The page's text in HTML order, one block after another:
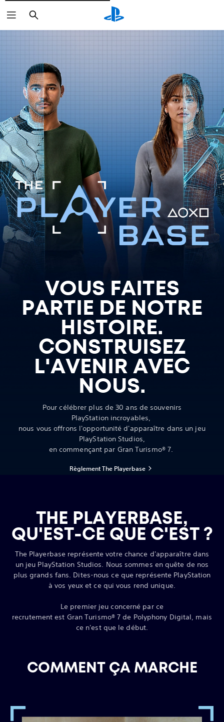
Rechercher
VOUS FAITES
PARTIE DE NOTRE
HISTOIRE.
CONSTRUISEZ
L'AVENIR AVEC
NOUS.
Pour célébrer plus de 30 ans de souvenirs
PlayStation incroyables,
nous vous offrons l'opportunité d'apparaître dans un jeu
PlayStation Studios,
en commençant par Gran Turismo® 7.
Règlement The Playerbase
THE PLAYERBASE,
QU'EST-CE QUE C'EST ?
The Playerbase représente votre chance d'apparaître dans
un jeu PlayStation Studios. Nous sommes en quête de nos
plus grands fans. Dites-nous ce que représente PlayStation
à vos yeux et ce qui vous rend unique.
Le premier jeu concerné par ce
recrutement est Gran Turismo® 7 de Polyphony Digital, mais
ce n'est que le début.
COMMENT ÇA MARCHE